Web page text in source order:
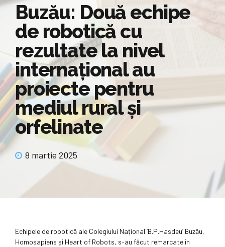
Buzău: Două echipe
de robotică cu
rezultate la nivel
internațional au
proiecte pentru
mediul rural și
orfelinate
8 martie 2025
Echipele de robotică ale Colegiului Național ‘B.P.Hasdeu’ Buzău,
Homosapiens și Heart of Robots, s-au făcut remarcate în